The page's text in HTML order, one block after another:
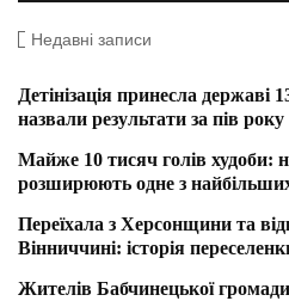
Недавні записи
Детінізація принесла
назвали результати за пів року
Майже 10 тисяч голів худоби:
розширюють одне з
Переїхала з Херсонщини та
Вінниччині: історія
Жителів Бабчинецької